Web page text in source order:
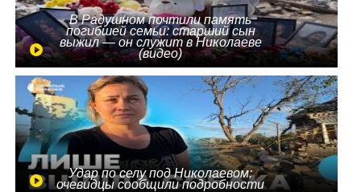
В Радушном почтили память
погибшей семьи: старший сын
выжил — он служит в Николаеве
(видео)
Удар по селу под Николаевом:
очевидцы сообщили подробности